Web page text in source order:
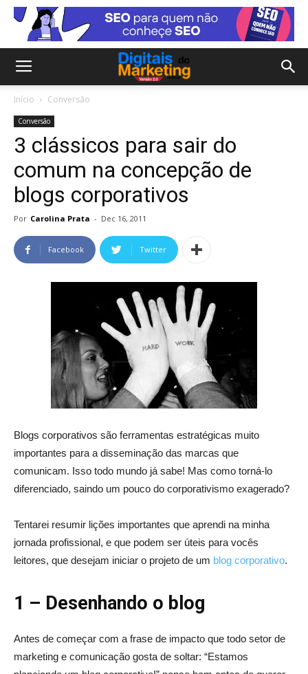
Início Conversão
Conversão
3 clássicos para sair do
comum na concepção de
blogs corporativos
Por Carolina Prata - Dec 16, 2011
Facebook Twitter
Blogs corporativos são ferramentas estratégicas muito
importantes para a disseminação das marcas que
comunicam. Isso todo mundo já sabe! Mas como torná-lo
diferenciado, saindo um pouco do corporativismo exagerado?
Tentarei resumir lições importantes que aprendi na minha
jornada profissional, e que podem ser úteis para vocês
leitores, que desejam iniciar o projeto de um blog corporativo.
1 – Desenhando o blog
Antes de começar com a frase de impacto que todo setor de
marketing e comunicação gosta de soltar: “Estamos